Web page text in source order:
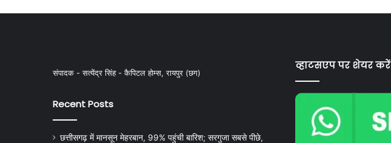
संपादक - सत्येंद्र सिंह - कैपिटल होम्स, रायपुर (छग)
Recent Posts
छत्तीसगढ़ में मानसून मेहरबान, 99% पहुंची बारिश; सरगुजा सबसे पीछे,
व्हाटसएप पर शेयर करें